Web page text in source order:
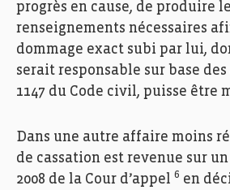
progrès en cause, de produire
renseignements nécessaires
dommage exact subi par lui,
serait responsable sur base
1147 du Code civil, puisse être
Dans une autre affaire moins
de cassation est revenue sur
2008 de la Cour d’appel 6 en